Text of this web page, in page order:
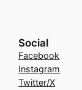
Social
Facebook
Instagram
Twitter/X